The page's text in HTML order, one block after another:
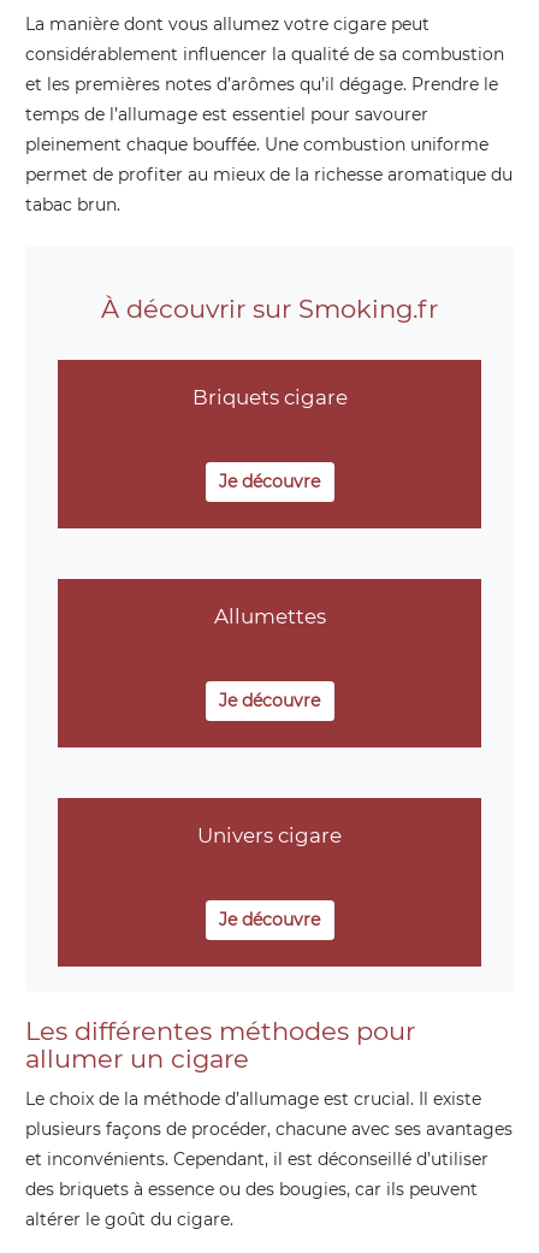
La manière dont vous allumez votre cigare peut
considérablement influencer la qualité de sa combustion
et les premières notes d’arômes qu’il dégage. Prendre le
temps de l’allumage est essentiel pour savourer
pleinement chaque bouffée. Une combustion uniforme
permet de profiter au mieux de la richesse aromatique du
tabac brun.
À découvrir sur Smoking.fr
Briquets cigare
Je découvre
Allumettes
Je découvre
Univers cigare
Je découvre
Les différentes méthodes pour
allumer un cigare
Le choix de la méthode d’allumage est crucial. Il existe
plusieurs façons de procéder, chacune avec ses avantages
et inconvénients. Cependant, il est déconseillé d’utiliser
des briquets à essence ou des bougies, car ils peuvent
altérer le goût du cigare.